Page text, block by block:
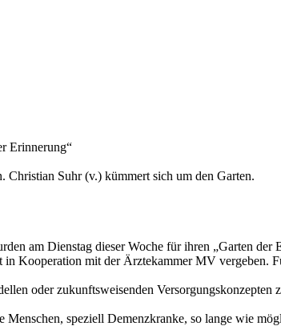
Erinnerung“
Christian Suhr (v.) kümmert sich um den Garten.
am Dienstag dieser Woche für ihren „Garten
Kooperation mit der Ärztekammer MV vergeben.
oder zukunftsweisenden
speziell Demenzkranke, so lange wie